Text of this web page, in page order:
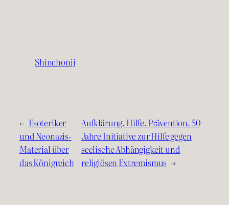
Shinchonji
← Esoteriker
und Neonazis-
Material über
das Königreich
Aufklärung. Hilfe. Prävention. 50
Jahre Initiative zur Hilfe gegen
seelische Abhängigkeit und
religiösen Extremismus →